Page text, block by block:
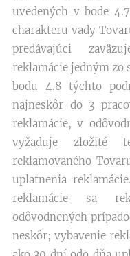
uvedených v bode
charakteru vady
predávajúci
reklamácie jedným zo
bodu 4.8 týchto
najneskôr do 3
reklamácie, v
vyžaduje zložité
reklamovaného
uplatnenia
reklamácie sa
odôvodnených
neskôr; vybavenie